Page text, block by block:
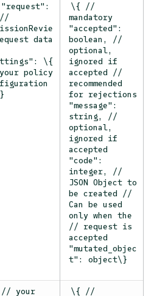
data
\{
policy
\{ //
mandatory
"accepted":
boolean, //
optional,
ignored if
accepted //
recommended
for rejections
"message":
string, //
optional,
ignored if
accepted
"code":
integer, //
JSON Object to
be created //
Can be used
only when the
// request is
accepted
"mutated_objec
t": object\}
your \{ //